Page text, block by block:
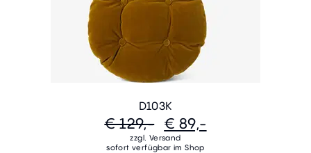
D103K
€ 129,- € 89,-
zzgl. Versand
sofort verfügbar im Shop